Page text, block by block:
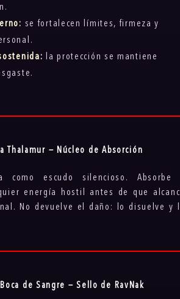
se fortalecen límites, firmeza y
la protección se mantiene
Thalamur — Núcleo de Absorción
como escudo silencioso. Absorbe
energía hostil antes de que
No devuelve el daño: lo disuelve y
Boca de Sangre — Sello de RavNak